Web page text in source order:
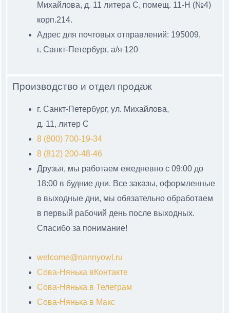
Михайлова, д. 11 литера С, помещ. 11-Н (№4)
корп.214.
Адрес для почтовых отправлений: 195009,
г. Санкт-Петербург, а/я 120
Производство и отдел продаж
г. Санкт-Петербург, ул. Михайлова,
д. 11, литер С
8 (800) 700-19-34
8 (812) 200-48-46
Друзья, мы работаем ежедневно с 09:00 до
18:00 в будние дни. Все заказы, оформленные
в выходные дни, мы обязательно обработаем
в первый рабочий день после выходных.
Спасибо за понимание!
welcome@nannyowl.ru
Сова-Нянька вКонтакте
Сова-Нянька в Телеграм
Сова-Нянька в Макс